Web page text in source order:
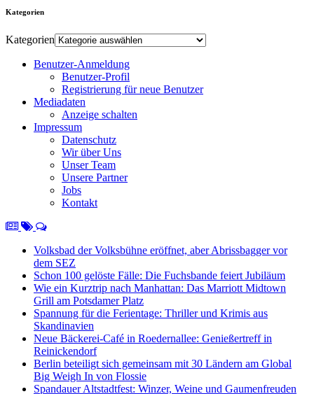
Kategorien
Kategorien
Benutzer-Anmeldung
Benutzer-Profil
Registrierung für neue Benutzer
Mediadaten
Anzeige schalten
Impressum
Datenschutz
Wir über Uns
Unser Team
Unsere Partner
Jobs
Kontakt
Volksbad der Volksbühne eröffnet, aber Abrissbagger vor
dem SEZ
Schon 100 gelöste Fälle: Die Fuchsbande feiert Jubiläum
Wie ein Kurztrip nach Manhattan: Das Marriott Midtown
Grill am Potsdamer Platz
Spannung für die Ferientage: Thriller und Krimis aus
Skandinavien
Neue Bäckerei-Café in Roedernallee: Genießertreff in
Reinickendorf
Berlin beteiligt sich gemeinsam mit 30 Ländern am Global
Big Weigh In von Flossie
Spandauer Altstadtfest: Winzer, Weine und Gaumenfreuden